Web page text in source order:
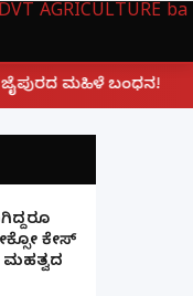
AGRICULTURE ba
ಲಕ್ನೋ ಗೇಮಿಂಗ್
ಕೇಸ್
ಮಹತ್ವದ